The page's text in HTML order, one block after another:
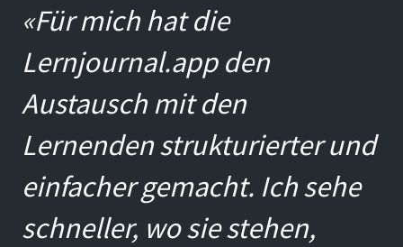
«Für mich hat die
Lernjournal.app den
Austausch mit den
Lernenden strukturierter und
einfacher gemacht. Ich sehe
schneller, wo sie stehen,